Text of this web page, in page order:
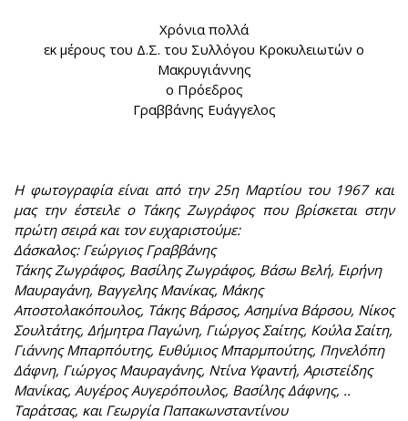
Χρόνια πολλά
εκ μέρους του Δ.Σ. του Συλλόγου Κροκυλειωτών ο
Μακρυγιάννης
ο Πρόεδρος
Γραββάνης Ευάγγελος
Η φωτογραφία είναι από την 25η Μαρτίου του 1967 και
μας την έστειλε ο Τάκης Ζωγράφος που βρίσκεται στην
πρώτη σειρά και τον ευχαριστούμε:
Δάσκαλος: Γεώργιος Γραββάνης
Τάκης Ζωγράφος, Βασίλης Ζωγράφος, Βάσω Βελή, Ειρήνη
Μαυραγάνη, Βαγγελης Μανίκας, Μάκης
Αποστολακόπουλος, Τάκης Βάρσος, Ασημίνα Βάρσου, Νίκος
Σουλτάτης, Δήμητρα Παγώνη, Γιώργος Σαίτης, Κούλα Σαίτη,
Γιάννης Μπαρπόυτης, Ευθύμιος Μπαρμπούτης, Πηνελόπη
Δάφνη, Γιώργος Μαυραγάνης, Ντίνα Υφαντή, Αριστείδης
Μανίκας, Αυγέρος Αυγερόπουλος, Βασίλης Δάφνης, ..
Ταράτσας, και Γεωργία Παπακωνσταντίνου